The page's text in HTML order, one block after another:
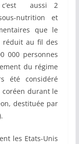
c’est aussi 2
nutrition et
que le
réduit au fil des
000 personnes
du régime
été considéré
durant le
destituée par
les Etats-Unis